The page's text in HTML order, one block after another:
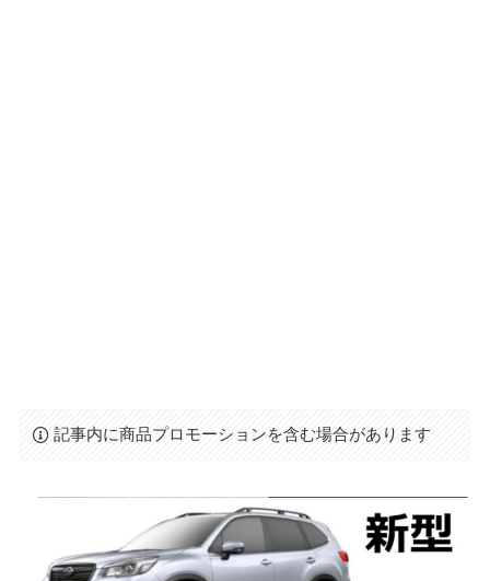
記事内に商品プロモーションを含む場合があります